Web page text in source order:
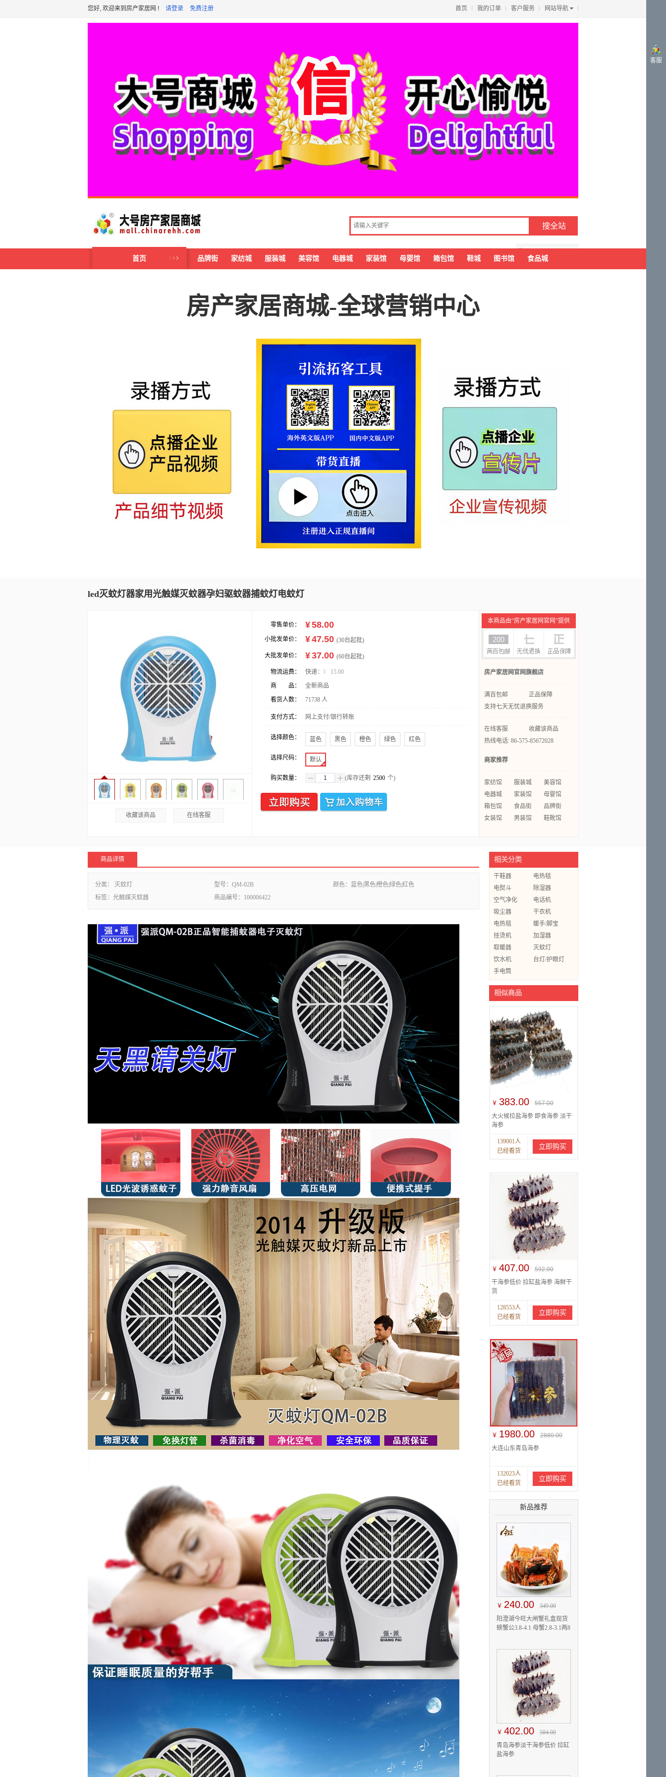
您好, 欢迎来到房产家居网 ! 请登录 免费注册 首页 我的订单 客户服务 网站导航
首页 品牌街 家纺城 服装城 美容馆 电器城 家装馆 母婴馆 箱包馆 鞋城 图书馆 食品城
房产家居商城-全球营销中心
led灭蚊灯器家用光触媒灭蚊器孕妇驱蚊器捕蚊灯电蚊灯
收藏该商品 在线客服
零售单价： ¥58.00
小批发单价： ¥47.50 (30台起批)
大批发单价： ¥37.00 (60台起批)
物流运费： 快递： ¥
15.00
商 品：
全新商品
看货人数：
71738 人
支付方式： 网上支付/银行转账
选择颜色： 蓝色 黑色 橙色 绿色 红色
选择尺码： 默认
购买数量： (库存还剩 2500 个)
本商品由“房产家居网官网”提供
房产家居网官网旗舰店
满百包邮
正品保障
支持七天无忧退换服务
在线客服
收藏该商品
热线电话: 86-575-85672028
商家推荐
家纺馆 服装城
美容馆
电器城
家装馆
母婴馆
箱包馆
食品街
品牌街
女装馆
男装馆 鞋靴馆
相关分类
干鞋器
电热毯
电熨斗
除湿器
空气净化
电话机
吸尘器
干衣机
电热毯
暖手/脚宝
挂烫机
加湿器
取暖器
灭蚊灯
饮水机
台灯/护眼灯
手电筒
相似商品
￥ 383.00
557.00
大火候拉盐海参 即食海参 淡干
海参
139001人
已经看货
立即购买
￥ 407.00
592.00
干海参低价 拉缸盐海参 海鲜干
货
128553人
已经看货
立即购买
￥ 1980.00
2880.00
大连山东青岛海参
132023人
已经看货
立即购买
新品推荐
￥ 240.00
349.00
阳澄湖今旺大闸蟹礼盒现货
螃蟹公3.8-4.1 母蟹2.8-3.1两8
￥ 402.00
584.00
青岛海参淡干海参低价 拉缸
盐海参
商品详情
分类： 灭蚊灯 型号： QM-02B 颜色： 蓝色|黑色|橙色|绿色|红色
标签： 光触媒灭蚊器 商品编号： 100006422
客服